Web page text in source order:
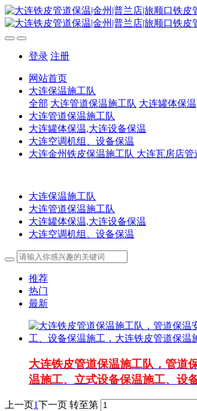
登录 注册
网站首页
大连保温施工队
全部 大连管道保温施工队 大连罐体保
大连管道保温施工队
大连罐体保温,大连设备保温
大连空调机组、设备保温
大连金州铁皮保温施工队 大连瓦房店管
大连保温施工队
大连管道保温施工队
大连罐体保温,大连设备保温
大连空调机组、设备保温
推荐
热门
最新
大连铁皮管道保温施工队，管道
温施工、立式设备保温施工、设
上一页1下一页 转至第